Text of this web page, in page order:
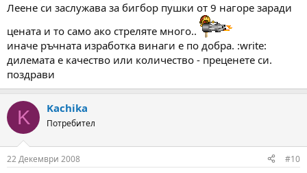
Леене си заслужава за бигбор пушки от 9 нагоре заради
цената и то само ако стреляте много..
иначе ръчната изработка винаги е по добра. :write:
дилемата е качество или количество - преценете си.
поздрави
K Kachika
Потребител
22 Декември 2008 #10